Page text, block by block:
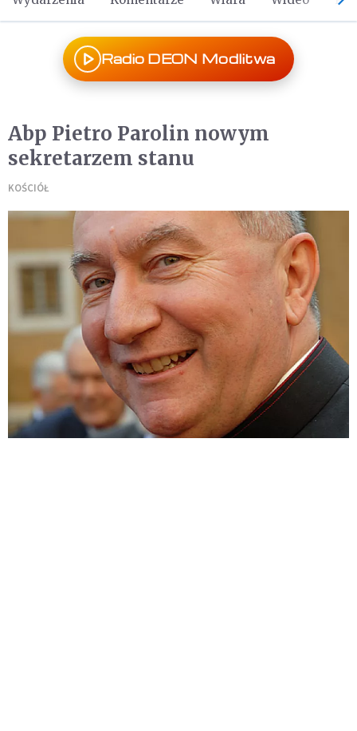
Radio DEON Modlitwa
Abp Pietro Parolin nowym
sekretarzem stanu
KOŚCIÓŁ